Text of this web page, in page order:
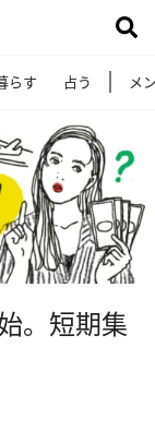
らす 占う メ
。短期集